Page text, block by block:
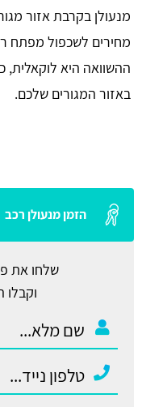
מנעולן בקרבת אזור
מחירים לשכפול מפתח
ההשוואה היא לוקאלית,
באזור המגורים שלכם.
הזמן מנעולן רכב
שלחו את